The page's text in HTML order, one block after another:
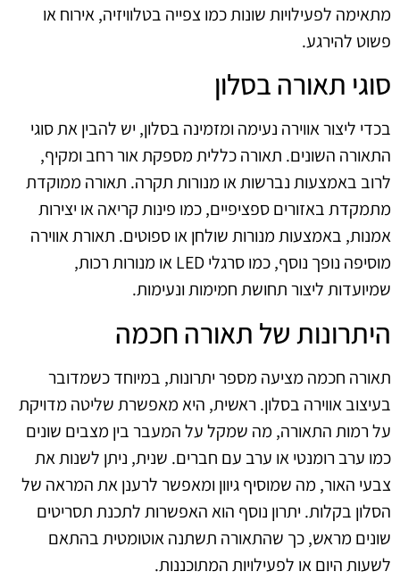
מתאימה לפעילויות שונות כמו צפייה בטלוויזיה, אירוח או
פשוט להירגע.
סוגי תאורה בסלון
בכדי ליצור אווירה נעימה ומזמינה בסלון, יש להבין את סוגי
התאורה השונים. תאורה כללית מספקת אור רחב ומקיף,
לרוב באמצעות נברשות או מנורות תקרה. תאורה ממוקדת
מתמקדת באזורים ספציפיים, כמו פינות קריאה או יצירות
אמנות, באמצעות מנורות שולחן או ספוטים. תאורת אווירה
מוסיפה נופך נוסף, כמו סרגלי LED או מנורות רכות,
שמיועדות ליצור תחושת חמימות ונעימות.
היתרונות של תאורה חכמה
תאורה חכמה מציעה מספר יתרונות, במיוחד כשמדובר
בעיצוב אווירה בסלון. ראשית, היא מאפשרת שליטה מדויקת
על רמות התאורה, מה שמקל על המעבר בין מצבים שונים
כמו ערב רומנטי או ערב עם חברים. שנית, ניתן לשנות את
צבעי האור, מה שמוסיף גיוון ומאפשר לרענן את המראה של
הסלון בקלות. יתרון נוסף הוא האפשרות לתכנת תסריטים
שונים מראש, כך שהתאורה תשתנה אוטומטית בהתאם
לשעות היום או לפעילויות המתוכננות.